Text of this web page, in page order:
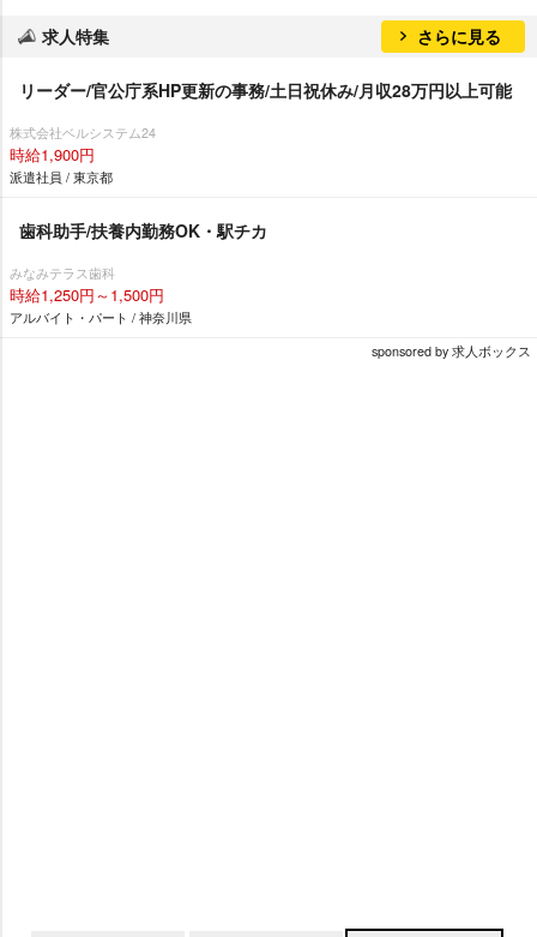
求人特集 さらに見る
リーダー/官公庁系HP更新の事務/土日祝休み/月収28万円以上可能
株式会社ベルシステム24
時給1,900円
派遣社員 / 東京都
歯科助手/扶養内勤務OK・駅チカ
みなみテラス歯科
時給1,250円～1,500円
アルバイト・パート / 神奈川県
sponsored by 求人ボックス